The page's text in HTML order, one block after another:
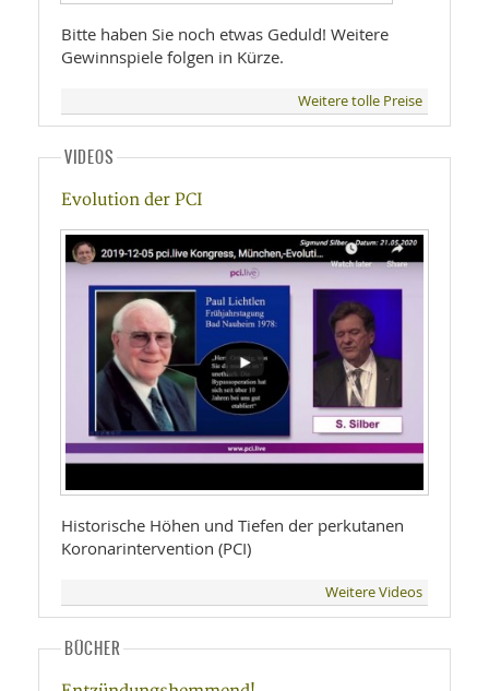
Bitte haben Sie noch etwas Geduld! Weitere
Gewinnspiele folgen in Kürze.
Weitere tolle Preise
VIDEOS
Evolution der PCI
Historische Höhen und Tiefen der perkutanen
Koronarintervention (PCI)
Weitere Videos
BÜCHER